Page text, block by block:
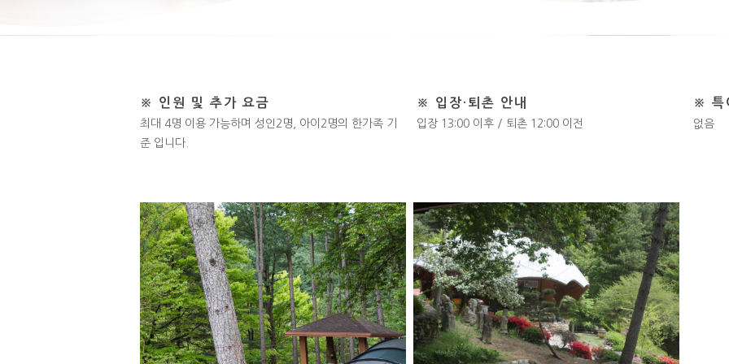
※ 인원 및 추가 요금
최대 4명 이용 가능하며 성인2명, 아이2명의 한가족 기
준 입니다.
※ 입장·퇴촌 안내
입장 13:00 이후 / 퇴촌 12:00 이전
※ 특
없음